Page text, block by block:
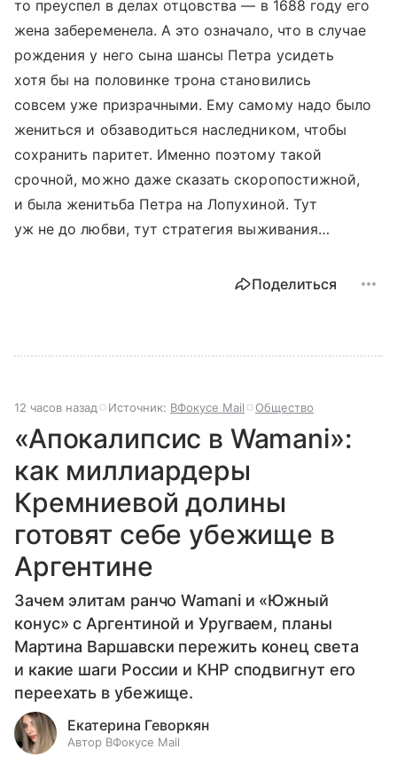
то преуспел в делах отцовства — в 1688 году его
жена забеременела. А это означало, что в случае
рождения у него сына шансы Петра усидеть
хотя бы на половинке трона становились
совсем уже призрачными. Ему самому надо было
жениться и обзаводиться наследником, чтобы
сохранить паритет. Именно поэтому такой
срочной, можно даже сказать скоропостижной,
и была женитьба Петра на Лопухиной. Тут
уж не до любви, тут стратегия выживания…
Поделиться
12 часов назад Источник: ВФокусе Mail Общество
«Апокалипсис в Wamani»:
как миллиардеры
Кремниевой долины
готовят себе убежище в
Аргентине
Зачем элитам ранчо Wamani и «Южный
конус» с Аргентиной и Уругваем, планы
Мартина Варшавски пережить конец света
и какие шаги России и КНР сподвигнут его
переехать в убежище.
Екатерина Геворкян
Автор ВФокусе Mail